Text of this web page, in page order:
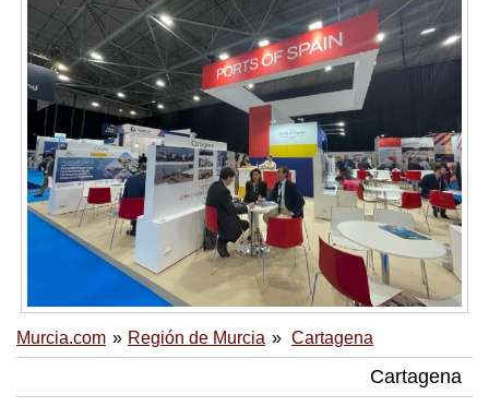
Murcia.com Región de Murcia Cartagena
Cartagena